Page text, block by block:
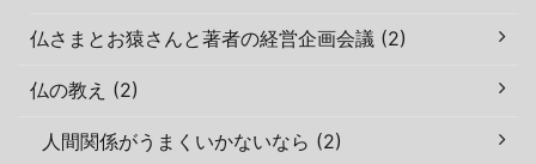
仏さまとお猿さんと著者の経営企画会議 (2)
仏の教え (2)
人間関係がうまくいかないなら (2)